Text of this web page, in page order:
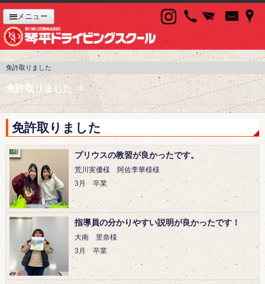
メニュー
免許取りました
免許取りました ⇒
免許取りました
noimage
プリウスの教習が良かったです。
荒川実優様 阿佐李華様様
3月 卒業
指導員の分かりやすい説明が良かったです！
大南 里奈様
3月 卒業